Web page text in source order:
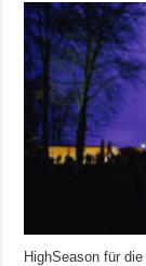
HighSeason für